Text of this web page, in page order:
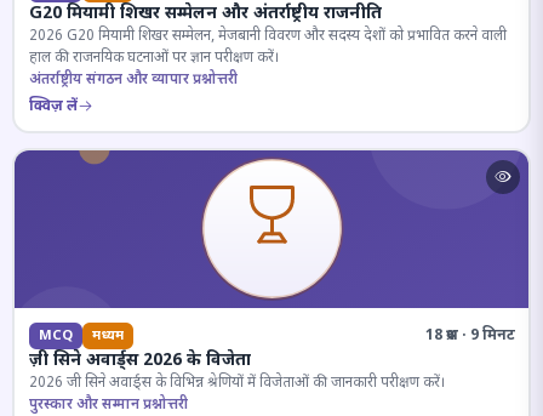
G20 मियामी शिखर सम्मेलन और अंतर्राष्ट्रीय राजनीति
2026 G20 मियामी शिखर सम्मेलन, मेजबानी विवरण और सदस्य देशों को प्रभावित करने वाली
हाल की राजनयिक घटनाओं पर ज्ञान परीक्षण करें।
अंतर्राष्ट्रीय संगठन और व्यापार प्रश्नोत्तरी
क्विज़ लें
MCQ मध्यम 18 प्रश्न · 9 मिनट
ज़ी सिने अवार्ड्स 2026 के विजेता
2026 जी सिने अवार्ड्स के विभिन्न श्रेणियों में विजेताओं की जानकारी परीक्षण करें।
पुरस्कार और सम्मान प्रश्नोत्तरी